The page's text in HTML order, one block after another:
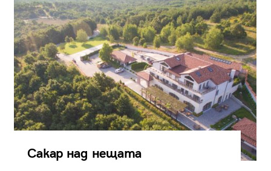
Сакар над нещата